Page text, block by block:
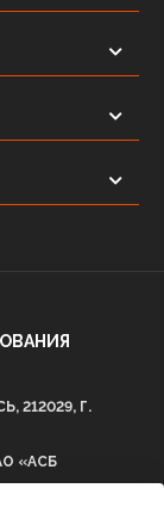
212029, Г.
«АСБ